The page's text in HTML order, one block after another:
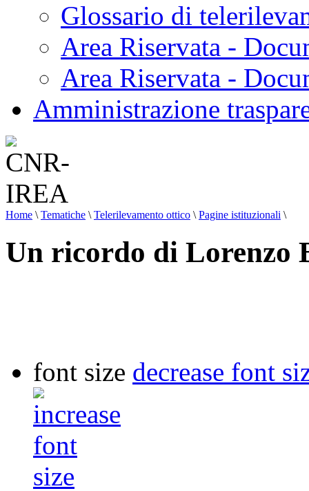
Glossario di
Area Riservata -
Area Riservata -
Amministrazione
Home \ Tematiche \ Telerilevamento ottico \ Pagine istituzionali \
Un ricordo di Lorenzo
font size decrease font